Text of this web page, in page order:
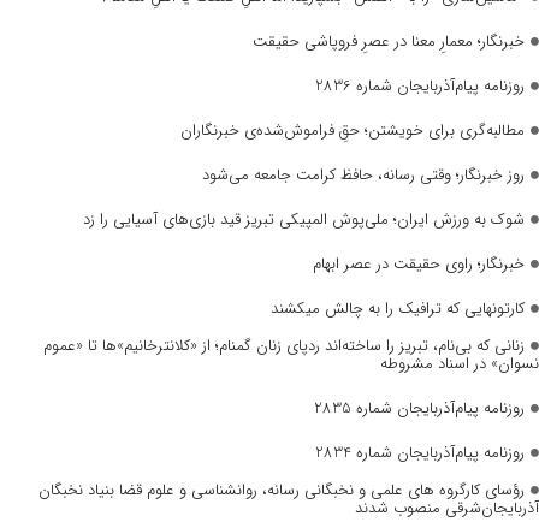
خبرنگار؛ معمارِ معنا در عصرِ فروپاشی حقیقت
روزنامه پیام‌آذربایجان شماره 2836
مطالبه‌گری برای خویشتن؛ حقِ فراموش‌شده‌ی خبرنگاران
روز خبرنگار؛ وقتی رسانه، حافظ کرامت جامعه می‌شود
شوک به ورزش ایران؛ ملی‌پوش المپیکی تبریز قید بازی‌های آسیایی را زد
خبرنگار؛ راوی حقیقت در عصر ابهام
کارتونهایی که ترافیک را به چالش میکشند
زنانی که بی‌نام، تبریز را ساخته‌اند ردپای زنان گمنام؛ از «کلانترخانیم»ها تا «عموم
نسوان» در اسناد مشروطه
روزنامه پیام‌آذربایجان شماره 2835
روزنامه پیام‌آذربایجان شماره 2834
رؤسای کارگروه های علمی و نخبگانی رسانه، روانشناسی و علوم قضا بنیاد نخبگان
آذربایجان‌شرقی منصوب شدند